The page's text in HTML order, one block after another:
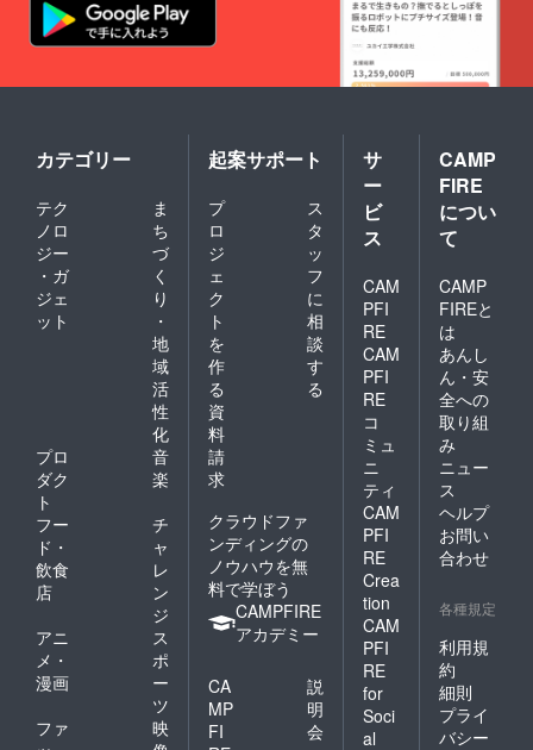
カテゴリー
テク
ノロ
ジー
・ガ
ジェ
ット
ま
ち
づ
く
り
・
地
域
活
性
化
プロ
ダク
ト
音
楽
フー
ド・
飲食
店
チ
ャ
レ
ン
ジ
アニ
メ・
漫画
ス
ポ
ー
ツ
ファ
映
起案サポート
プ
ロ
ジ
ェ
ク
ト
を
作
る
ス
タ
ッ
フ
に
相
談
す
る
資
料
請
求
クラウドファ
ンディングの
ノウハウを無
料で学ぼう
CAMPFIRE
アカデミー
CA
MP
FI
説
明
会
サ
ー
ビ
ス
CAM
PFI
RE
CAM
PFI
RE
コ
ミュ
ニ
ティ
CAM
PFI
RE
Crea
tion
CAM
PFI
RE
for
Soci
al
CAMP
FIRE
につい
て
CAMP
FIREと
は
あんし
ん・安
全への
取り組
み
ニュー
ス
ヘルプ
お問い
合わせ
各種規定
利用規
約
細則
プライ
バシー